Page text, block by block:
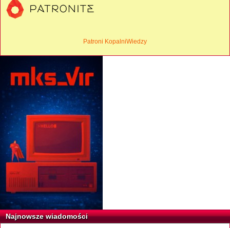
Patroni KopalniWiedzy
Najnowsze wiadomości